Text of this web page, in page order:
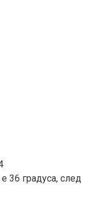
36 градуса, след